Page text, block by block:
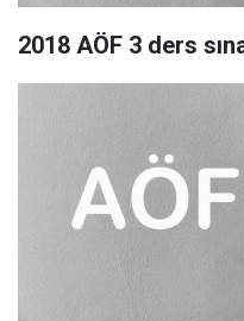
2018 AÖF 3 ders